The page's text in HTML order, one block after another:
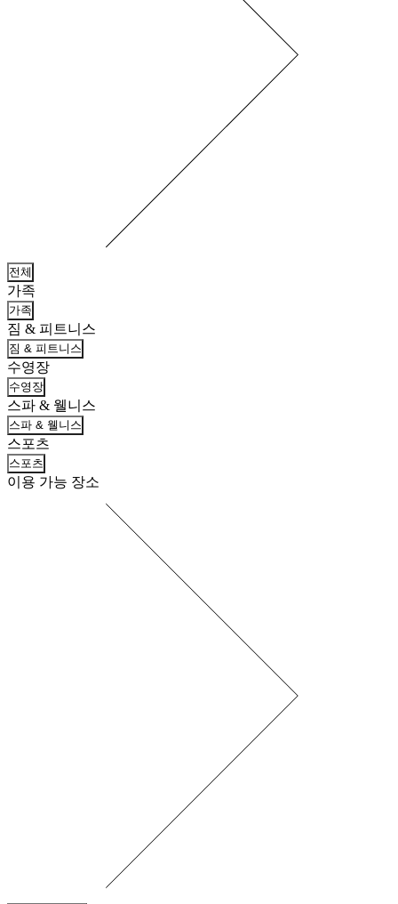
전체
가족
가족
짐 & 피트니스
짐 & 피트니스
수영장
수영장
스파 & 웰니스
스파 & 웰니스
스포츠
스포츠
이용 가능 장소